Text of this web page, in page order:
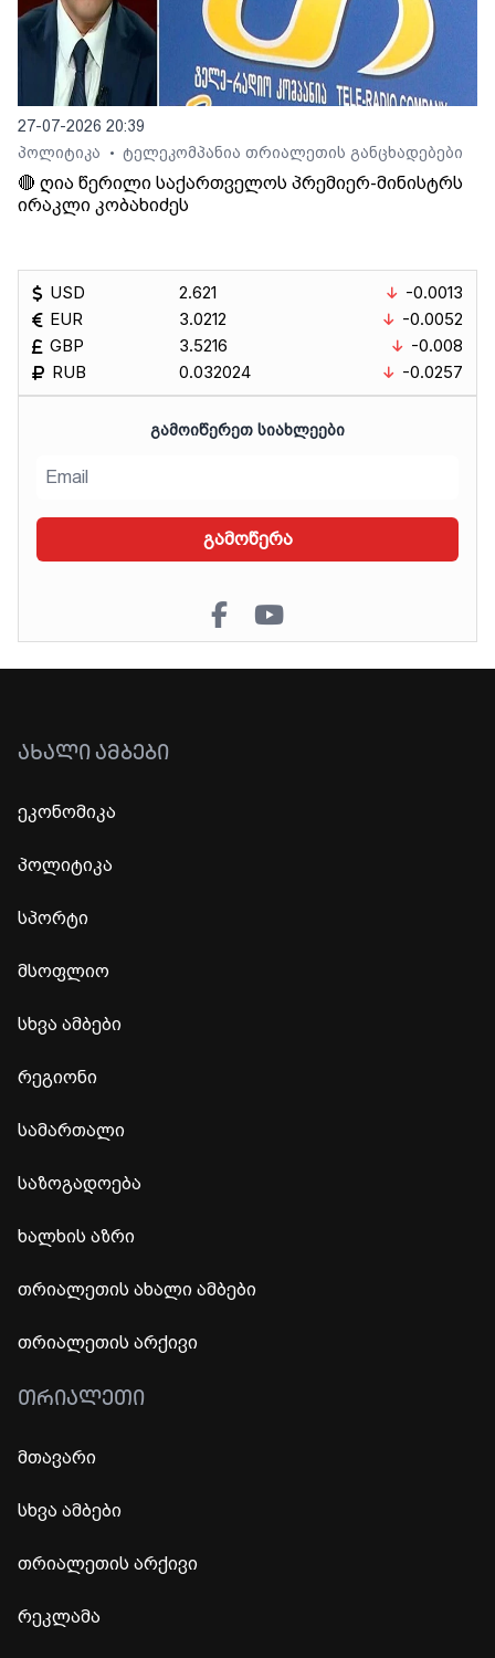
27-07-2026 20:39
პოლიტიკა
• ტელეკომპანია თრიალეთის განცხადებები
🔴 ღია წერილი საქართველოს პრემიერ-მინისტრს
ირაკლი კობახიძეს
USD
EUR
GBP
RUB
2.621
3.0212
3.5216
0.032024
-0.0013
-0.0052
-0.008
-0.0257
ᲒᲐᲛᲝᲘᲬᲔᲠᲔᲗ ᲡᲘᲐᲮᲚᲔᲔᲑᲘ
გამოწერა
ᲐᲮᲐᲚᲘ ᲐᲛᲑᲔᲑᲘ
ეკონომიკა
პოლიტიკა
სპორტი
მსოფლიო
სხვა ამბები
რეგიონი
სამართალი
საზოგადოება
ხალხის აზრი
თრიალეთის ახალი ამბები
თრიალეთის არქივი
ᲗᲠᲘᲐᲚᲔᲗᲘ
მთავარი
სხვა ამბები
თრიალეთის არქივი
რეკლამა